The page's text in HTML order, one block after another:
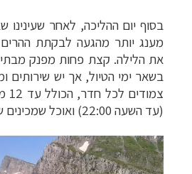
בסוף יום ההליכה, לאחר שעינינו
מענג יותר מהגעה לבקתת
את הלילה. קצת פחות מפנק מבתי
בשאר ימי הטיול, אך יש שירותים
(עד השעה 22:00) ואוכל שמכינים שומר הבקתה ואשתו.